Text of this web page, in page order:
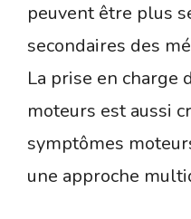
peuvent être plus
secondaires des
La prise en charge
moteurs est aussi
symptômes
une approche